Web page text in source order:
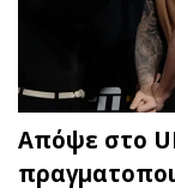
Απόψε στο